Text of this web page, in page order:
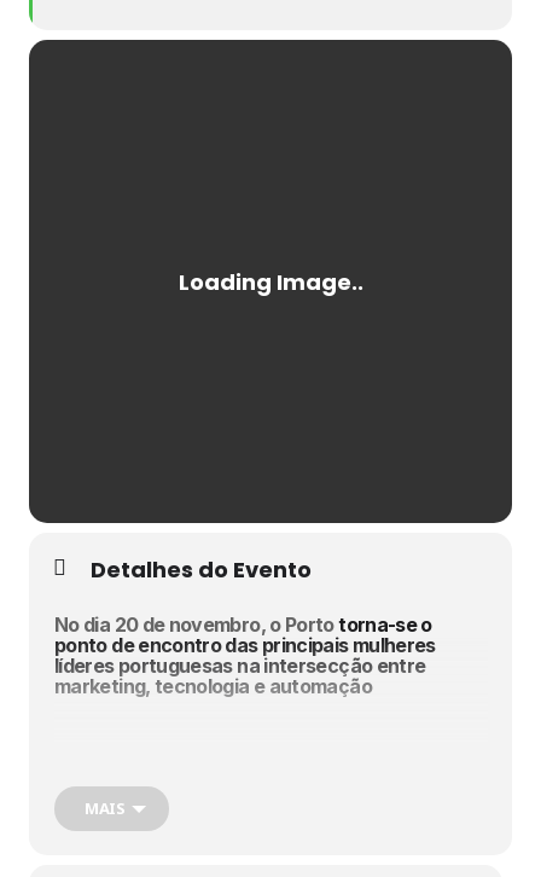
Detalhes do Evento
No dia 20 de novembro, o Portotorna-se o
ponto de encontro das principais mulheres
líderes portuguesas na intersecção entre
marketing, tecnologia e automação
dos dados e da ética, da IA e do Martech. Prepare-se
para
exclusivos e cuidadosamente selecionados,
MAIS